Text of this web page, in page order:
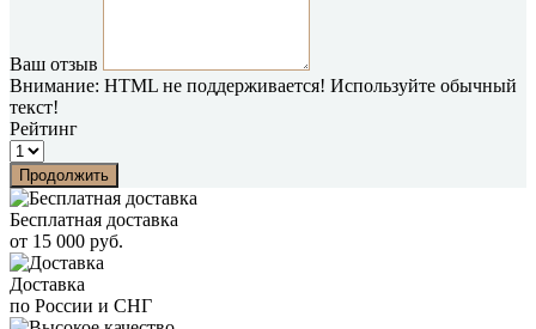
Ваш отзыв
Внимание: HTML не поддерживается! Используйте обычный
текст!
Рейтинг
Продолжить
Бесплатная доставка
от 15 000 руб.
Доставка
по России и СНГ